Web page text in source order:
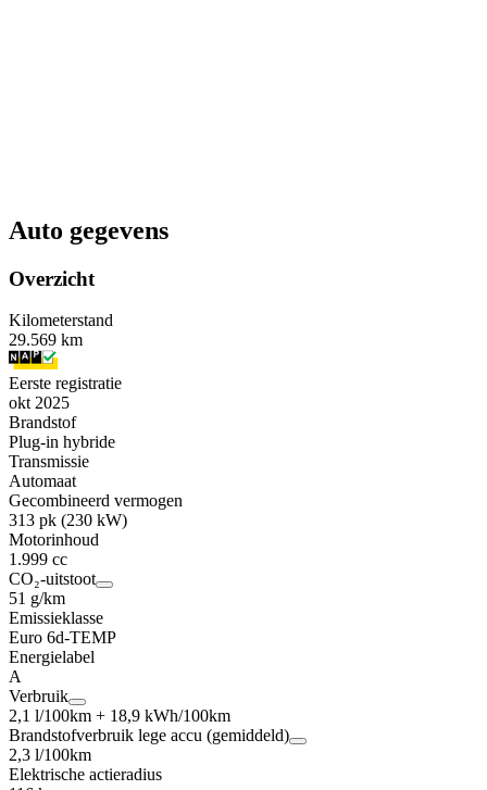
Auto gegevens
Overzicht
Kilometerstand
29.569 km
Eerste registratie
okt 2025
Brandstof
Plug-in hybride
Transmissie
Automaat
Gecombineerd vermogen
313 pk (230 kW)
Motorinhoud
1.999 cc
CO₂-uitstoot
51 g/km
Emissieklasse
Euro 6d-TEMP
Energielabel
A
Verbruik
2,1 l/100km + 18,9 kWh/100km
Brandstofverbruik lege accu (gemiddeld)
2,3 l/100km
Elektrische actieradius